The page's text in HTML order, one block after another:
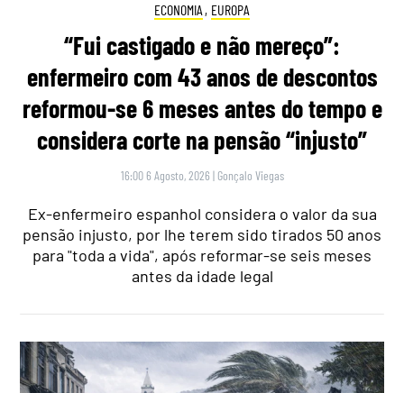
ECONOMIA , EUROPA
“Fui castigado e não mereço”:
enfermeiro com 43 anos de descontos
reformou-se 6 meses antes do tempo e
considera corte na pensão “injusto”
16:00 6 Agosto, 2026 | Gonçalo Viegas
Ex-enfermeiro espanhol considera o valor da sua
pensão injusto, por lhe terem sido tirados 50 anos
para "toda a vida", após reformar-se seis meses
antes da idade legal